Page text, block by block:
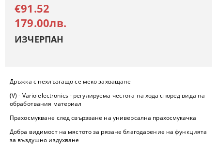
Дръжка с нехлъзгащо се меко захващане
(V) - Vario electronics - регулируема честота на хода според вида на
обработвания материал
Прахосмукване след свързване на универсална прахосмукачка
Добра видимост на мястото за рязане благодарение на функцията
за въздушно издухване
€91.52
179.00лв.
ИЗЧЕРПАН